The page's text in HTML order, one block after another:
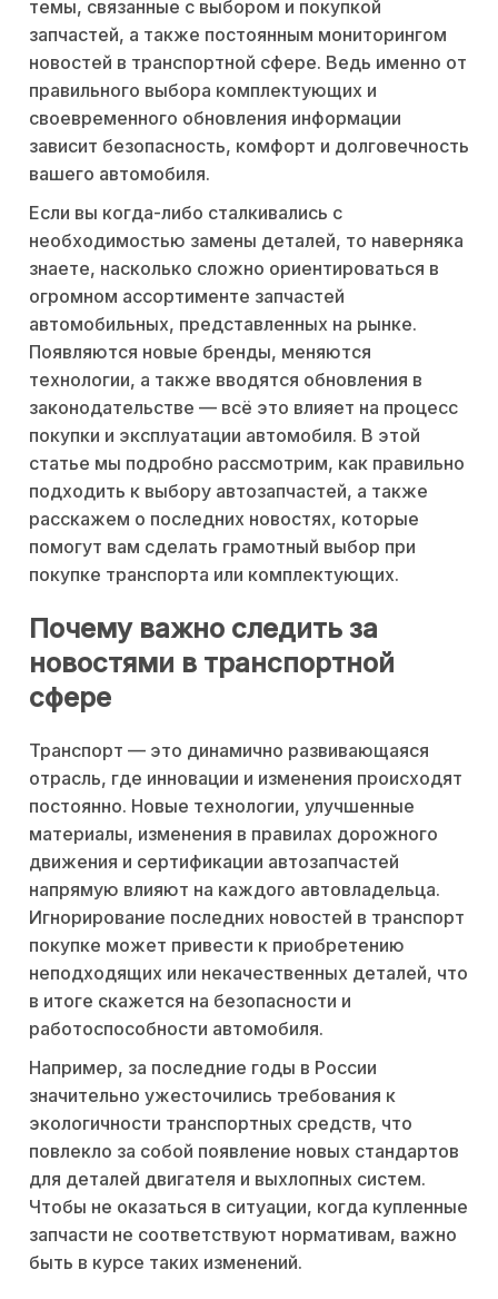
темы, связанные с выбором и покупкой
запчастей, а также постоянным мониторингом
новостей в транспортной сфере. Ведь именно от
правильного выбора комплектующих и
своевременного обновления информации
зависит безопасность, комфорт и долговечность
вашего автомобиля.
Если вы когда-либо сталкивались с
необходимостью замены деталей, то наверняка
знаете, насколько сложно ориентироваться в
огромном ассортименте запчастей
автомобильных, представленных на рынке.
Появляются новые бренды, меняются
технологии, а также вводятся обновления в
законодательстве — всё это влияет на процесс
покупки и эксплуатации автомобиля. В этой
статье мы подробно рассмотрим, как правильно
подходить к выбору автозапчастей, а также
расскажем о последних новостях, которые
помогут вам сделать грамотный выбор при
покупке транспорта или комплектующих.
Почему важно следить за
новостями в транспортной
сфере
Транспорт — это динамично развивающаяся
отрасль, где инновации и изменения происходят
постоянно. Новые технологии, улучшенные
материалы, изменения в правилах дорожного
движения и сертификации автозапчастей
напрямую влияют на каждого автовладельца.
Игнорирование последних новостей в транспорт
покупке может привести к приобретению
неподходящих или некачественных деталей, что
в итоге скажется на безопасности и
работоспособности автомобиля.
Например, за последние годы в России
значительно ужесточились требования к
экологичности транспортных средств, что
повлекло за собой появление новых стандартов
для деталей двигателя и выхлопных систем.
Чтобы не оказаться в ситуации, когда купленные
запчасти не соответствуют нормативам, важно
быть в курсе таких изменений.